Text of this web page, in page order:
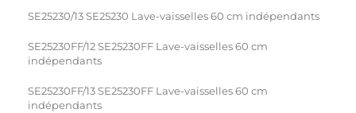
SE25230/13 SE25230 Lave-vaisselles 60 cm indépendants
SE25230FF/12 SE25230FF Lave-vaisselles 60 cm
indépendants
SE25230FF/13 SE25230FF Lave-vaisselles 60 cm
indépendants